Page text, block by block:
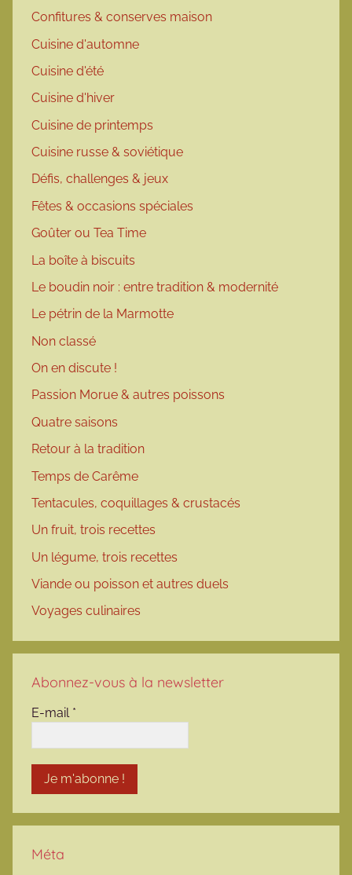
Confitures & conserves maison
Cuisine d'automne
Cuisine d'été
Cuisine d'hiver
Cuisine de printemps
Cuisine russe & soviétique
Défis, challenges & jeux
Fêtes & occasions spéciales
Goûter ou Tea Time
La boîte à biscuits
Le boudin noir : entre tradition & modernité
Le pétrin de la Marmotte
Non classé
On en discute !
Passion Morue & autres poissons
Quatre saisons
Retour à la tradition
Temps de Carême
Tentacules, coquillages & crustacés
Un fruit, trois recettes
Un légume, trois recettes
Viande ou poisson et autres duels
Voyages culinaires
Abonnez-vous à la newsletter
E-mail *
Méta